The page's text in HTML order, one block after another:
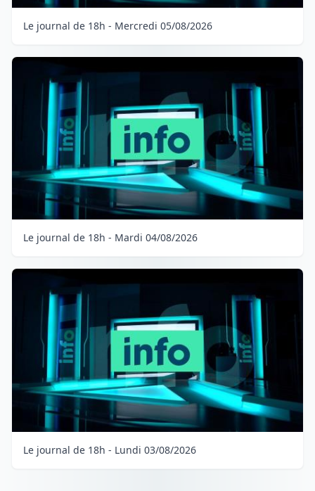
Le journal de 18h - Mercredi 05/08/2026
Le journal de 18h - Mardi 04/08/2026
Le journal de 18h - Lundi 03/08/2026